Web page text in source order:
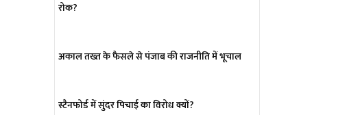
रोक?
अकाल तख्त के फैसले से पंजाब की राजनीति में भूचाल
स्टैनफोर्ड में सुंदर पिचाई का विरोध क्यों?